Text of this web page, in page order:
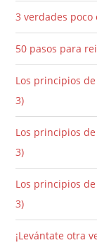
3 verdades poco
50 pasos para
Los principios
3)
Los principios
3)
Los principios
3)
¡Levántate otra